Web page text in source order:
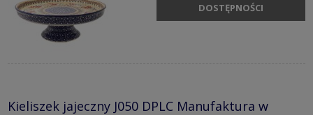
DOSTĘPNOŚCI
Kieliszek jajeczny J050 DPLC Manufaktura w